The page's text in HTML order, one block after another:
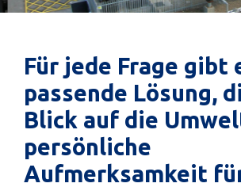
Für jede Frage gibt
passende Lösung,
Blick auf die
persönliche
Aufmerksamkeit